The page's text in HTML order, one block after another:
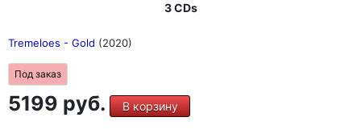
3 CDs
Tremeloes - Gold (2020)
Под заказ
5199 руб. В корзину